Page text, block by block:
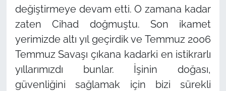
değiştirmeye devam etti. O zamana kadar
zaten Cihad doğmuştu. Son ikamet
yerimizde altı yıl geçirdik ve Temmuz 2006
Temmuz Savaşı çıkana kadarki en istikrarlı
yıllarımızdı bunlar. İşinin doğası,
güvenliğini sağlamak için bizi sürekli